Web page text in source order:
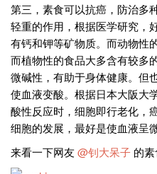
第三，素食可以抗癌，防治多
轻重的作用，根据医学研究，
有钙和钾等矿物质。而动物性
而植物性的食品大多含有较多
微碱性，有助于身体健康。但
使血液变酸。根据日本大阪大
酸性反应时，细胞即行老化，
细胞的发展，最好是使血液呈微
来看一下网友@钊大呆子 的